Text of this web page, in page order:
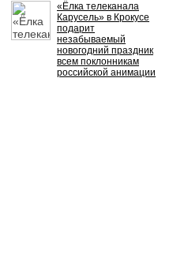
«Ёлка телеканала
Карусель» в Крокусе
подарит
незабываемый
новогодний праздник
всем поклонникам
российской анимации